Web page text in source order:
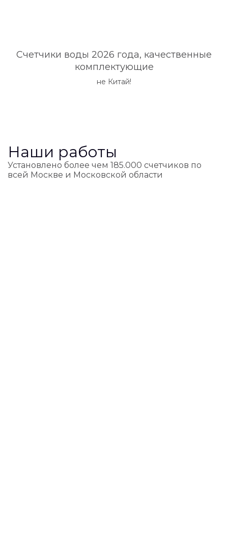
Счетчики воды 2026 года, качественные
комплектующие
не Китай!
Наши работы
Установлено более чем 185.000 счетчиков по
всей Москве и Московской области